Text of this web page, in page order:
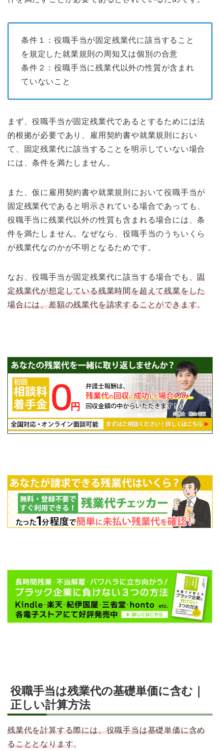
条件１：役職手当が固定残業代に該当すること
を規定した就業規則の周知又は個別の合意
条件２：役職手当に残業代以外の性質が含まれ
ていないこと
まず、役職手当が固定残業代であるとするためには法
的根拠が必要であり、雇用契約書や就業規則におい
て、固定残業代に該当することを明示していない場合
には、条件を満たしません。
また、仮に雇用契約書や就業規則において役職手当が
固定残業代であると明示されている場合であっても、
役職手当に残業代以外の性質も含まれる場合には、条
件を満たしません。なぜなら、役職手当のうちいくら
が残業代なのかが不明となるためです。
なお、役職手当が固定残業代に該当する場合でも、固
定残業代が想定している残業時間を超えて残業をした
場合には、差額の残業代を請求することができます。
役職手当は残業代の基礎単価に含む｜
正しい計算方法
残業代を計算する際には、役職手当は基礎単価に含め
ることとなります。